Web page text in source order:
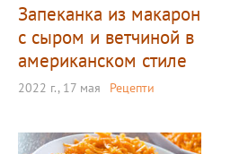
Запеканка из макарон
с сыром и ветчиной в
американском стиле
2022 г., 17 мая Рецепти